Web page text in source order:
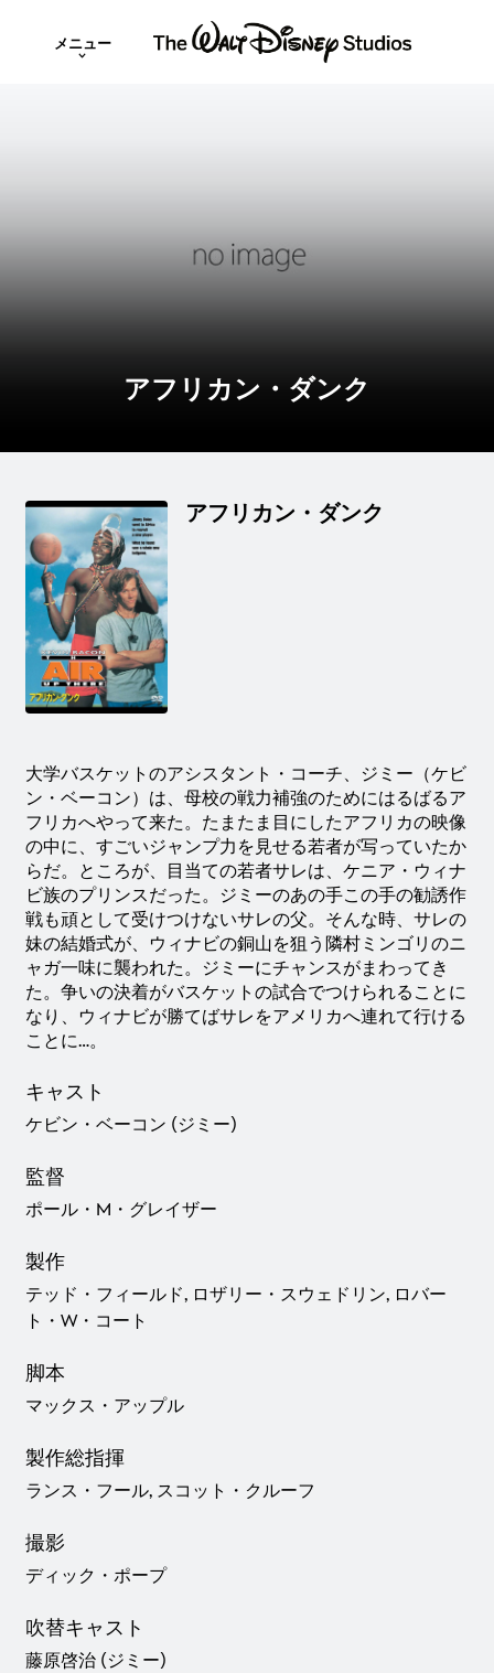
メニュー
アフリカン・ダンク
アフリカン・ダンク
大学バスケットのアシスタント・コーチ、ジミー（ケビ
ン・ベーコン）は、母校の戦力補強のためにはるばるア
フリカへやって来た。たまたま目にしたアフリカの映像
の中に、すごいジャンプ力を見せる若者が写っていたか
らだ。ところが、目当ての若者サレは、ケニア・ウィナ
ビ族のプリンスだった。ジミーのあの手この手の勧誘作
戦も頑として受けつけないサレの父。そんな時、サレの
妹の結婚式が、ウィナビの銅山を狙う隣村ミンゴリのニ
ャガ一味に襲われた。ジミーにチャンスがまわってき
た。争いの決着がバスケットの試合でつけられることに
なり、ウィナビが勝てばサレをアメリカへ連れて行ける
ことに…。
キャスト
ケビン・ベーコン (ジミー)
監督
ポール・M・グレイザー
製作
テッド・フィールド, ロザリー・スウェドリン, ロバー
ト・W・コート
脚本
マックス・アップル
製作総指揮
ランス・フール, スコット・クルーフ
撮影
ディック・ポープ
吹替キャスト
藤原啓治 (ジミー)